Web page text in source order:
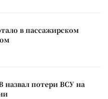
в пассажирском
потери ВСУ на